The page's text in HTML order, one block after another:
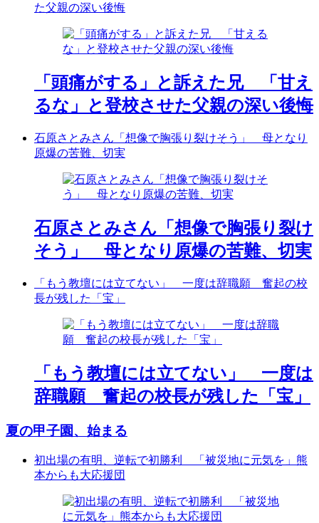
た父親の深い後悔
「頭痛がする」と訴えた兄 「甘え
るな」と登校させた父親の深い後悔
石原さとみさん「想像で胸張り裂けそう」 母となり
原爆の苦難、切実
石原さとみさん「想像で胸張り裂け
そう」 母となり原爆の苦難、切実
「もう教壇には立てない」 一度は辞職願 奮起の校
長が残した「宝」
「もう教壇には立てない」 一度は
辞職願 奮起の校長が残した「宝」
夏の甲子園、始まる
初出場の有明、逆転で初勝利 「被災地に元気を」熊
本からも大応援団